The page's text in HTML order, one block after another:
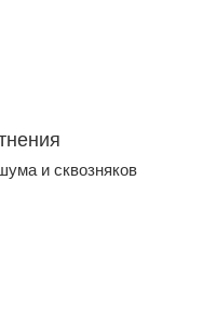
и сквозняков